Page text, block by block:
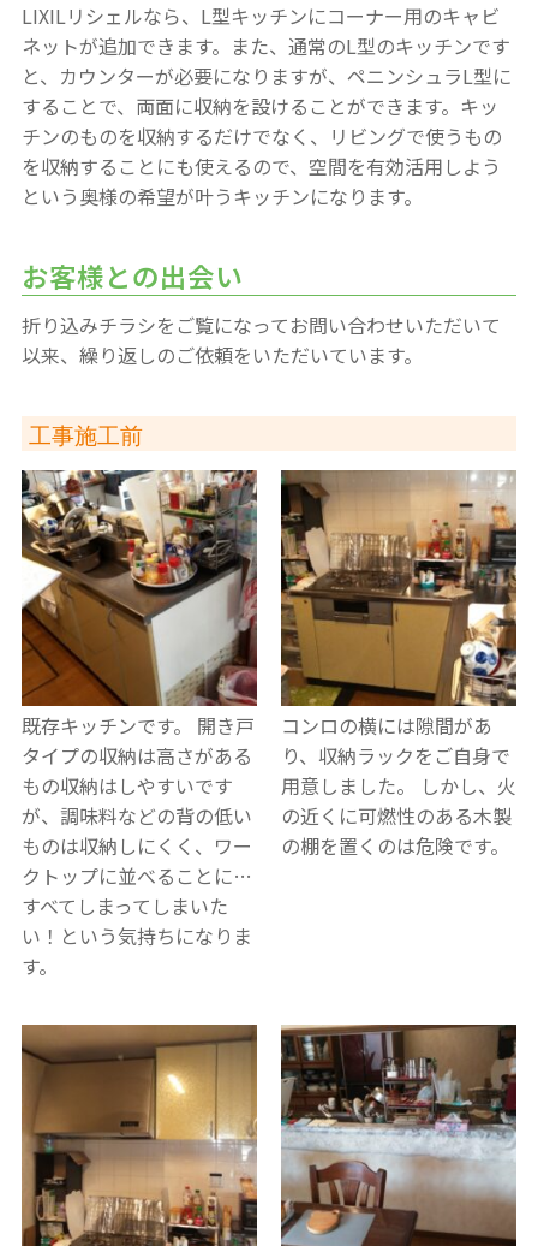
LIXILリシェルなら、L型キッチンにコーナー用のキャビ
ネットが追加できます。また、通常のL型のキッチンです
と、カウンターが必要になりますが、ペニンシュラL型に
することで、両面に収納を設けることができます。キッ
チンのものを収納するだけでなく、リビングで使うもの
を収納することにも使えるので、空間を有効活用しよう
という奥様の希望が叶うキッチンになります。
お客様との出会い
折り込みチラシをご覧になってお問い合わせいただいて
以来、繰り返しのご依頼をいただいています。
工事施工前
既存キッチンです。
開き戸
タイプの収納は高さがある
もの収納はしやすいです
が、調味料などの背の低い
ものは収納しにくく、ワー
クトップに並べることに…
すべてしまってしまいた
い！という気持ちになりま
す。
コンロの横には隙間があ
り、収納ラックをご自身で
用意しました。
しかし、火
の近くに可燃性のある木製
の棚を置くのは危険です。